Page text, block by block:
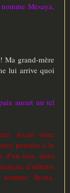
Mesaya,
Ma grand-mère
lui arrive quoi
aurait un tel
Avant votre
pensées à la
d'un lieu, dans
d'ailleurs
Ihona,